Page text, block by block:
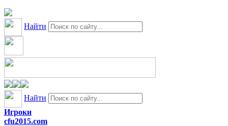
Найти
Найти
Игроки
cfu2015.com